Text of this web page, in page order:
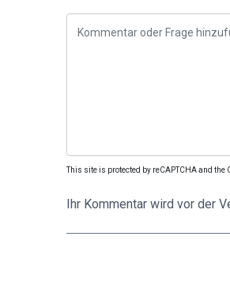
This site is protected by reCAPTCHA and the
Ihr Kommentar wird vor der